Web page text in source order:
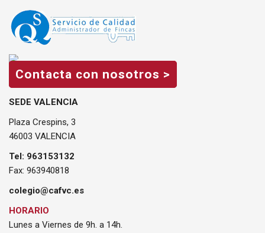
Contacta con nosotros >
SEDE VALENCIA
Plaza Crespins, 3
46003 VALENCIA
Tel: 963153132
Fax: 963940818
colegio@cafvc.es
HORARIO
Lunes a Viernes de 9h. a 14h.